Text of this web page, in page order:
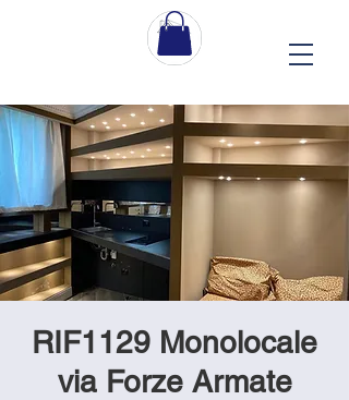
RIF1129 Monolocale
via Forze Armate